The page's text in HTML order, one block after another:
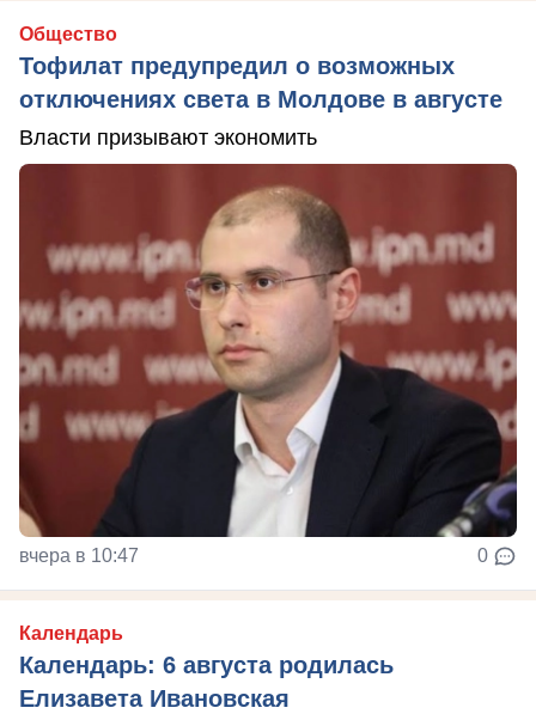
Общество
Тофилат предупредил о возможных
отключениях света в Молдове в августе
Власти призывают экономить
вчера в 10:47 0
Календарь
Календарь: 6 августа родилась
Елизавета Ивановская